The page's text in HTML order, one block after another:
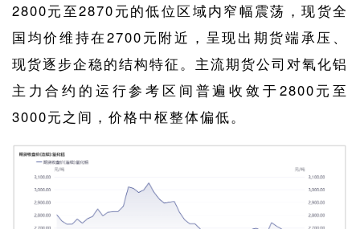
2800元至2870元的低位区域内窄幅震荡，现货全
国均价维持在2700元附近，呈现出期货端承压、
现货逐步企稳的结构特征。主流期货公司对氧化铝
主力合约的运行参考区间普遍收敛于2800元至
3000元之间，价格中枢整体偏低。